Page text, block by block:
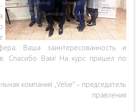
Ваша заинтересованность и
Спасибо Вам! На курс пришел по
компания „Velve” – председатель
правления